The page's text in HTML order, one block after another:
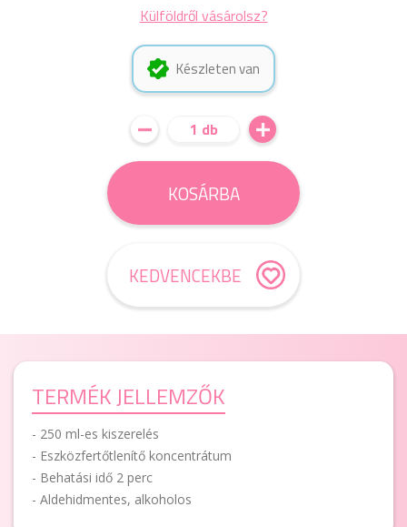
Külföldről vásárolsz?
Készleten van
1 db
KOSÁRBA
KEDVENCEKBE
TERMÉK JELLEMZŐK
- 250 ml-es kiszerelés
- Eszközfertőtlenítő koncentrátum
- Behatási idő 2 perc
- Aldehidmentes, alkoholos